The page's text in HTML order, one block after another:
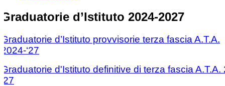
Graduatorie d’Istituto 2024-2027
Graduatorie d’Istituto provvisorie terza fascia A.T.A.
2024-‘27
Graduatorie d'Istituto definitive di terza fascia A.T.A.
'27